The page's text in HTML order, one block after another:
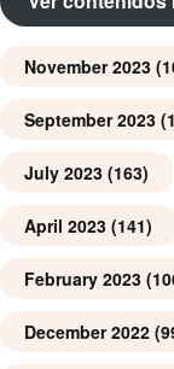
November 2023
September 2023
July 2023 (163)
April 2023 (141)
February 2023
December 2022